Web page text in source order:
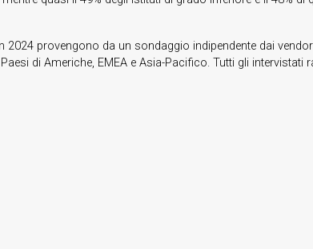
2024 provengono da un sondaggio indipendente dai
di Americhe, EMEA e Asia-Pacifico. Tutti gli